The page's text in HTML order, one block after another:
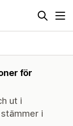
för
ut i
i